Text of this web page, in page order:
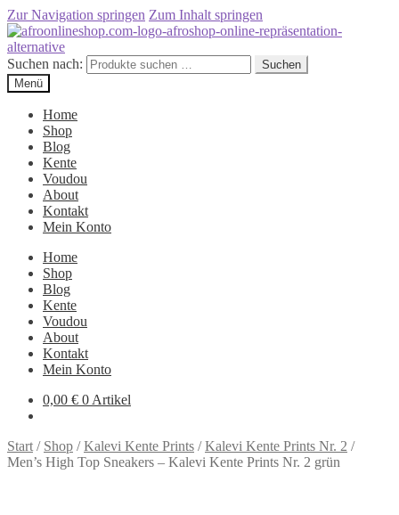
Zur Navigation springen Zum Inhalt springen
Suchen nach:
Suchen
Menü
Home
Shop
Blog
Kente
Voudou
About
Kontakt
Mein Konto
Home
Shop
Blog
Kente
Voudou
About
Kontakt
Mein Konto
0,00 € 0 Artikel
Start / Shop /Kalevi Kente Prints /Kalevi Kente Prints Nr. 2 /
Men’s High Top Sneakers – Kalevi Kente Prints Nr. 2 grün